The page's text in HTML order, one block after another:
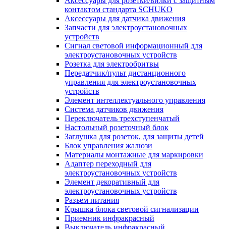
контактом стандарта SCHUKO
Аксессуары для датчика движения
Запчасти для электроустановочных
устройств
Сигнал световой информационный для
электроустановочных устройств
Розетка для электробритвы
Передатчик/пульт дистанционного
управления для электроустановочных
устройств
Элемент интеллектуального управления
Система датчиков движения
Переключатель трехступенчатый
Настольный розеточный блок
Заглушка для розеток, для защиты детей
Блок управления жалюзи
Материалы монтажные для маркировки
Адаптер переходный для
электроустановочных устройств
Элемент декоративный для
электроустановочных устройств
Разъем питания
Крышка блока световой сигнализации
Приемник инфракрасный
Выключатель инфракрасный